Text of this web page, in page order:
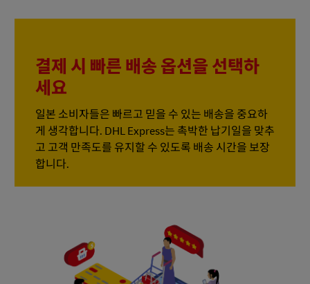
결제 시 빠른 배송 옵션을 선택하
세요
일본 소비자들은 빠르고 믿을 수 있는 배송을 중요하
게 생각합니다. DHL Express는 촉박한 납기일을 맞추
고 고객 만족도를 유지할 수 있도록 배송 시간을 보장
합니다.